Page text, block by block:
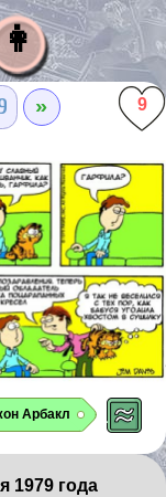
👩
» 9
Арбакл
1979 года